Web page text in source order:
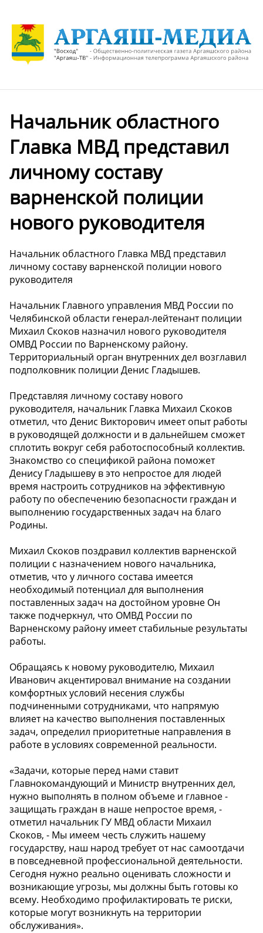
Начальник областного
Главка МВД представил
личному составу
варненской полиции
нового руководителя
Начальник областного Главка МВД представил
личному составу варненской полиции нового
руководителя
Начальник Главного управления МВД России по
Челябинской области генерал-лейтенант полиции
Михаил Скоков назначил нового руководителя
ОМВД России по Варненскому району.
Территориальный орган внутренних дел возглавил
подполковник полиции Денис Гладышев.
Представляя личному составу нового
руководителя, начальник Главка Михаил Скоков
отметил, что Денис Викторович имеет опыт работы
в руководящей должности и в дальнейшем сможет
сплотить вокруг себя работоспособный коллектив.
Знакомство со спецификой района поможет
Денису Гладышеву в это непростое для людей
время настроить сотрудников на эффективную
работу по обеспечению безопасности граждан и
выполнению государственных задач на благо
Родины.
Михаил Скоков поздравил коллектив варненской
полиции с назначением нового начальника,
отметив, что у личного состава имеется
необходимый потенциал для выполнения
поставленных задач на достойном уровне Он
также подчеркнул, что ОМВД России по
Варненскому району имеет стабильные результаты
работы.
Обращаясь к новому руководителю, Михаил
Иванович акцентировал внимание на создании
комфортных условий несения службы
подчиненными сотрудниками, что напрямую
влияет на качество выполнения поставленных
задач, определил приоритетные направления в
работе в условиях современной реальности.
«Задачи, которые перед нами ставит
Главнокомандующий и Министр внутренних дел,
нужно выполнять в полном объеме и главное -
защищать граждан в наше непростое время, -
отметил начальник ГУ МВД области Михаил
Скоков, - Мы имеем честь служить нашему
государству, наш народ требует от нас самоотдачи
в повседневной профессиональной деятельности.
Сегодня нужно реально оценивать сложности и
возникающие угрозы, мы должны быть готовы ко
всему. Необходимо профилактировать те риски,
которые могут возникнуть на территории
обслуживания».